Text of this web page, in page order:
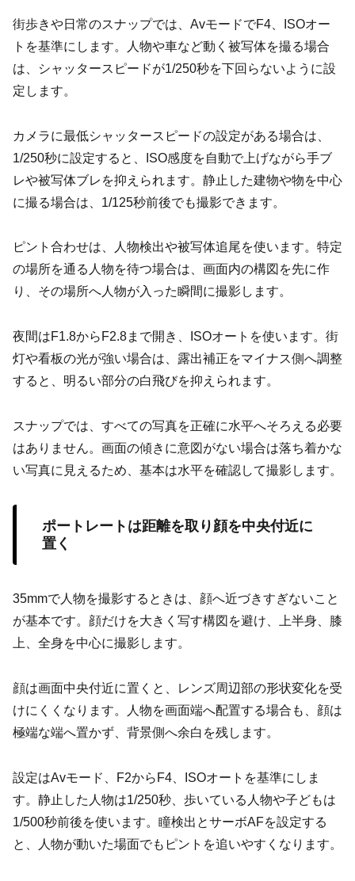
街歩きや日常のスナップでは、AvモードでF4、ISOオー
トを基準にします。人物や車など動く被写体を撮る場合
は、シャッタースピードが1/250秒を下回らないように設
定します。
カメラに最低シャッタースピードの設定がある場合は、
1/250秒に設定すると、ISO感度を自動で上げながら手ブ
レや被写体ブレを抑えられます。静止した建物や物を中心
に撮る場合は、1/125秒前後でも撮影できます。
ピント合わせは、人物検出や被写体追尾を使います。特定
の場所を通る人物を待つ場合は、画面内の構図を先に作
り、その場所へ人物が入った瞬間に撮影します。
夜間はF1.8からF2.8まで開き、ISOオートを使います。街
灯や看板の光が強い場合は、露出補正をマイナス側へ調整
すると、明るい部分の白飛びを抑えられます。
スナップでは、すべての写真を正確に水平へそろえる必要
はありません。画面の傾きに意図がない場合は落ち着かな
い写真に見えるため、基本は水平を確認して撮影します。
ポートレートは距離を取り顔を中央付近に
置く
35mmで人物を撮影するときは、顔へ近づきすぎないこと
が基本です。顔だけを大きく写す構図を避け、上半身、膝
上、全身を中心に撮影します。
顔は画面中央付近に置くと、レンズ周辺部の形状変化を受
けにくくなります。人物を画面端へ配置する場合も、顔は
極端な端へ置かず、背景側へ余白を残します。
設定はAvモード、F2からF4、ISOオートを基準にしま
す。静止した人物は1/250秒、歩いている人物や子どもは
1/500秒前後を使います。瞳検出とサーボAFを設定する
と、人物が動いた場面でもピントを追いやすくなります。